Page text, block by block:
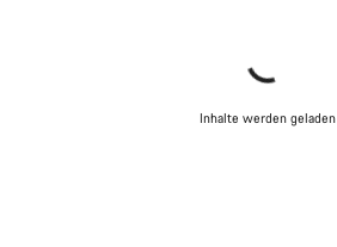
Inhalte werden geladen
Benötigst du Hilfe?